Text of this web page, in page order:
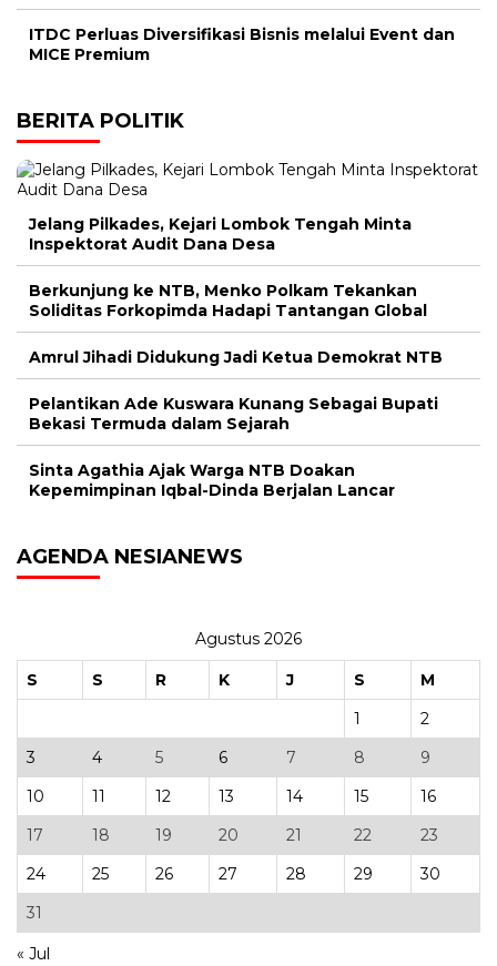
ITDC Perluas Diversifikasi Bisnis melalui Event dan
MICE Premium
BERITA POLITIK
Jelang Pilkades, Kejari Lombok Tengah Minta
Inspektorat Audit Dana Desa
Berkunjung ke NTB, Menko Polkam Tekankan
Soliditas Forkopimda Hadapi Tantangan Global
Amrul Jihadi Didukung Jadi Ketua Demokrat NTB
Pelantikan Ade Kuswara Kunang Sebagai Bupati
Bekasi Termuda dalam Sejarah
Sinta Agathia Ajak Warga NTB Doakan
Kepemimpinan Iqbal-Dinda Berjalan Lancar
AGENDA NESIANEWS
Agustus 2026
S S R K J S
M
1
2
3
4 5 6 7 8
9
10
11 12 13 14 15
16
17
18 19 20 21 22
23
24
25 26 27 28 29
30
31
« Jul